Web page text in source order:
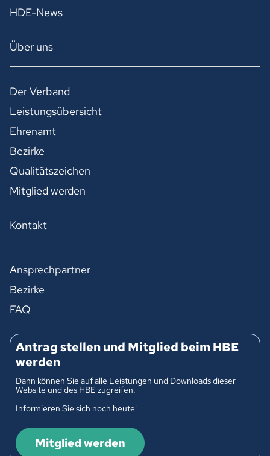
HDE-News
Über uns
Der Verband
Leistungsübersicht
Ehrenamt
Bezirke
Qualitätszeichen
Mitglied werden
Kontakt
Ansprechpartner
Bezirke
FAQ
Antrag stellen und Mitglied beim HBE
werden
Dann können Sie auf alle Leistungen und Downloads dieser
Website und des HBE zugreifen.
Informieren Sie sich noch heute!
Mitglied werden